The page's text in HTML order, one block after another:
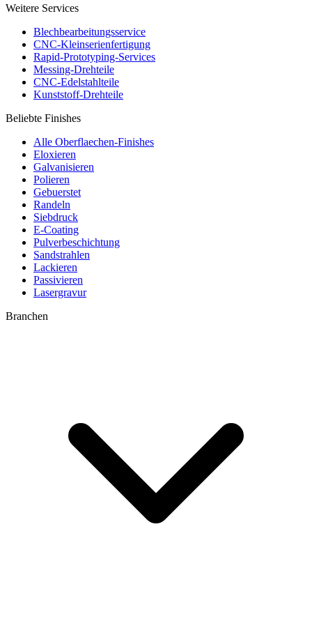
Weitere Services
Blechbearbeitungsservice
CNC-Kleinserienfertigung
Rapid-Prototyping-Services
Messing-Drehteile
CNC-Edelstahlteile
Kunststoff-Drehteile
Beliebte Finishes
Alle Oberflaechen-Finishes
Eloxieren
Galvanisieren
Polieren
Gebuerstet
Randeln
Siebdruck
E-Coating
Pulverbeschichtung
Sandstrahlen
Lackieren
Passivieren
Lasergravur
Branchen